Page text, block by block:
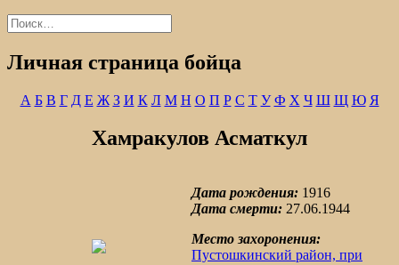
Найти:
Личная страница бойца
А Б В Г Д Е Ж З И К Л М Н О П Р С Т У Ф Х Ч Ш Щ Ю Я
Хамракулов Асматкул
Дата рождения: 1916
Дата смерти: 27.06.1944
Место захоронения:
Пустошкинский район, при